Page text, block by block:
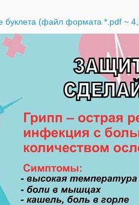
буклета (файл формата *.pdf ~